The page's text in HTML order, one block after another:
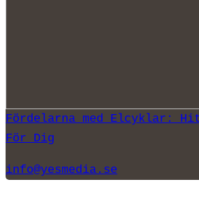
Fördelarna med Elcyklar:
För Dig
info@yesmedia.se